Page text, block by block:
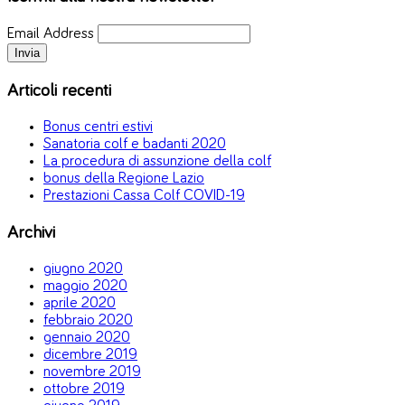
Email Address
Articoli recenti
Bonus centri estivi
Sanatoria colf e badanti 2020
La procedura di assunzione della colf
bonus della Regione Lazio
Prestazioni Cassa Colf COVID-19
Archivi
giugno 2020
maggio 2020
aprile 2020
febbraio 2020
gennaio 2020
dicembre 2019
novembre 2019
ottobre 2019